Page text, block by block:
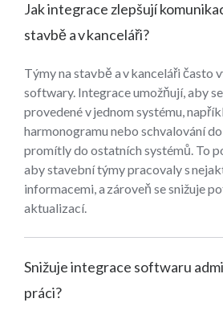
Jak integrace zlepšují
stavbě a v kanceláři?
Týmy na stavbě a v kanceláři často
softwary. Integrace umožňují, aby
provedené v jednom systému,
harmonogramu nebo schvalování
promítly do ostatních systémů. To
aby stavební týmy pracovaly s
informacemi, a zároveň se snižuje
aktualizací.
Snižuje integrace softwaru
práci?